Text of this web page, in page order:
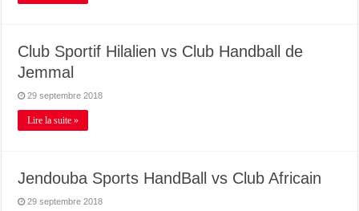
Club Sportif Hilalien vs Club Handball de
Jemmal
29 septembre 2018
Lire la suite »
Jendouba Sports HandBall vs Club Africain
29 septembre 2018